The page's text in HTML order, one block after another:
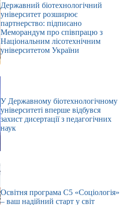
Державний біотехнологічний
університет розширює
партнерство: підписано
Меморандум про співпрацю з
Національним лісотехнічним
університетом України
У Державному біотехнологічному
університеті вперше відбувся
захист дисертації з педагогічних
наук
Освітня програма С5 «Соціологія»
– ваш надійний старт у світ